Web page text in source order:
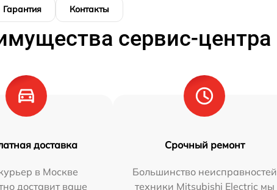
Гарантия Контакты
сервис-центра
доставка
в Москве
доставит ваше
Срочный ремонт
Большинство неисправностей
техники Mitsubishi Electric мы